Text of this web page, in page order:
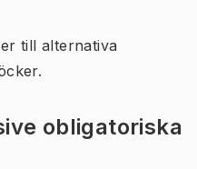
till alternativa
obligatoriska